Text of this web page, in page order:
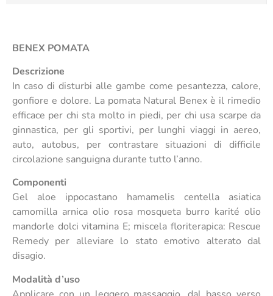
BENEX POMATA
Descrizione
In caso di disturbi alle gambe come pesantezza, calore,
gonfiore e dolore. La pomata Natural Benex è il rimedio
efficace per chi sta molto in piedi, per chi usa scarpe da
ginnastica, per gli sportivi, per lunghi viaggi in aereo,
auto, autobus, per contrastare situazioni di difficile
circolazione sanguigna durante tutto l’anno.
Componenti
Gel aloe ippocastano hamamelis centella asiatica
camomilla arnica olio rosa mosqueta burro karité olio
mandorle dolci vitamina E; miscela floriterapica: Rescue
Remedy per alleviare lo stato emotivo alterato dal
disagio.
Modalità d’uso